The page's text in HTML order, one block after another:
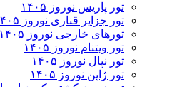
تور پاریس نوروز ۱۴۰۵
تور جزایر قناری نوروز ۱۴۰۵
تورهای خارجی نوروز ۱۴۰۵
تور ویتنام نوروز ۱۴۰۵
تور نپال نوروز ۱۴۰۵
تور ژاپن نوروز ۱۴۰۵